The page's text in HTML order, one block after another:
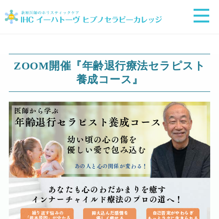
ZOOM開催『年齢退行療法セラピスト
養成コース』